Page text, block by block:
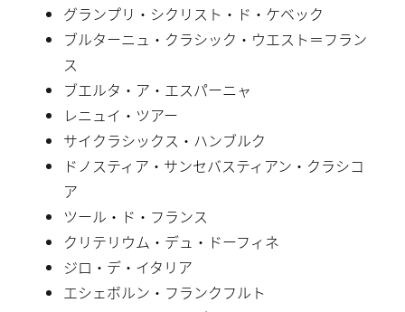
グランプリ・シクリスト・ド・ケベック
ブルターニュ・クラシック・ウエスト＝フラン
ス
ブエルタ・ア・エスパーニャ
レニュイ・ツアー
サイクラシックス・ハンブルク
ドノスティア・サンセバスティアン・クラシコ
ア
ツール・ド・フランス
クリテリウム・デュ・ドーフィネ
ジロ・デ・イタリア
エシェボルン・フランクフルト